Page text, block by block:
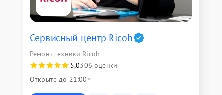
Сервисный центр Ricoh
Ремонт техники Ricoh
5,0306 оценки
Открыто до 21:00